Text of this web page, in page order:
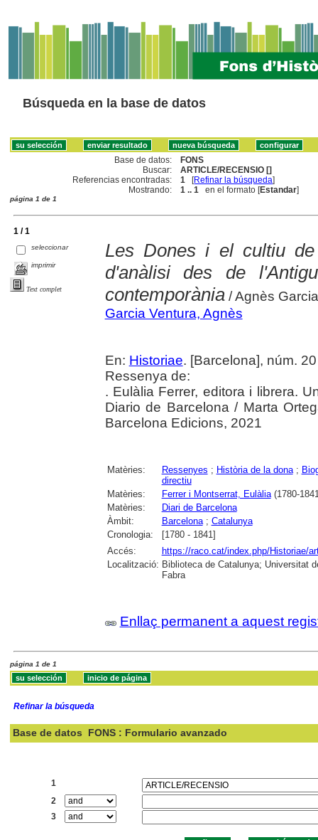
Búsqueda en la base de datos
Base de datos:
FONS
Buscar:
ARTICLE/RECENSIO []
Referencias encontradas:
1 [Refinar la búsqueda]
Mostrando:
1 .. 1 en el formato [Estandar]
página 1 de 1
1 / 1
seleccionar
imprimir
Text complet
Les Dones i el cultiu
d'anàlisi des de
contemporània/ Agnès
Garcia Ventura, Agnès
En: Historiae. [Barcelona], núm.
Ressenya de:
. Eulàlia Ferrer, editora i librera.
Diario de Barcelona / Marta
Barcelona Edicions, 2021
Matèries: Ressenyes ; Història de la dona;
directiu
Matèries:
Ferrer i Montserrat, Eulàlia(1780-
Matèries:
Diari de Barcelona
Àmbit:
Barcelona; Catalunya
Cronologia:
[1780 - 1841]
Accés:
https://raco.cat/index.php/Historiae/
Localització: Biblioteca de Catalunya; Universitat
Fabra
Enllaç permanent a aquest
página 1 de 1
Refinar la búsqueda
Base de datos FONS : Formulario avanzado
1
2
3